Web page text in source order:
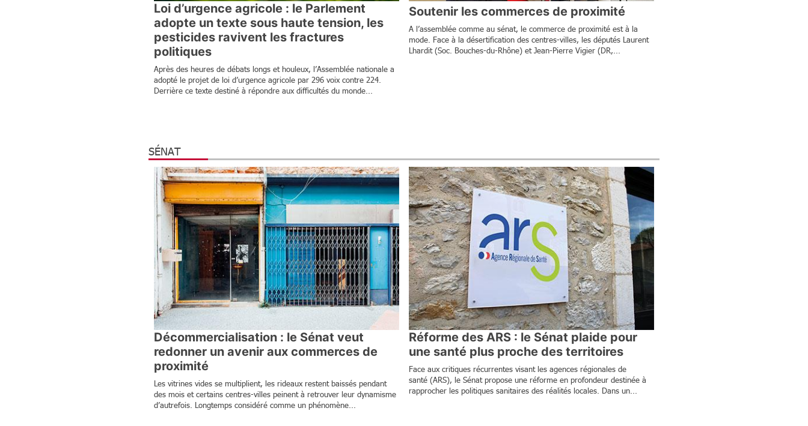
Loi d’urgence agricole : le Parlement
adopte un texte sous haute tension, les
pesticides ravivent les fractures
politiques
Après des heures de débats longs et houleux, l’Assemblée nationale a
adopté le projet de loi d’urgence agricole par 296 voix contre 224.
Derrière ce texte destiné à répondre aux difficultés du monde...
Soutenir les commerces de proximité
A l’assemblée comme au sénat, le commerce de proximité est à la
mode. Face à la désertification des centres-villes, les députés Laurent
Lhardit (Soc. Bouches-du-Rhône) et Jean-Pierre Vigier (DR,...
SÉNAT
Décommercialisation : le Sénat veut
redonner un avenir aux commerces de
proximité
Les vitrines vides se multiplient, les rideaux restent baissés pendant
des mois et certains centres-villes peinent à retrouver leur dynamisme
d’autrefois. Longtemps considéré comme un phénomène...
Réforme des ARS : le Sénat plaide pour
une santé plus proche des territoires
Face aux critiques récurrentes visant les agences régionales de
santé (ARS), le Sénat propose une réforme en profondeur destinée à
rapprocher les politiques sanitaires des réalités locales. Dans un...